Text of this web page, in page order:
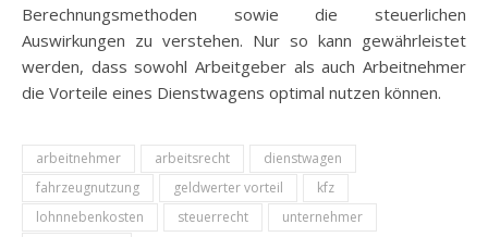
Berechnungsmethoden sowie die steuerlichen
Auswirkungen zu verstehen. Nur so kann gewährleistet
werden, dass sowohl Arbeitgeber als auch Arbeitnehmer
die Vorteile eines Dienstwagens optimal nutzen können.
arbeitnehmer arbeitsrecht
dienstwagen
fahrzeugnutzung
geldwerter vorteil
kfz
lohnnebenkosten
steuerrecht
unternehmer